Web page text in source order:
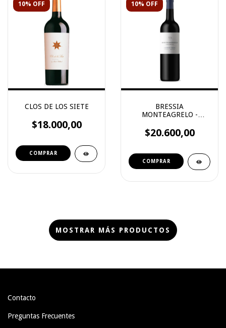
10% OFF
CLOS DE LOS SIETE
$18.000,00
10% OFF
BRESSIA
MONTEAGRELO -
$20.600,00
MOSTRAR MÁS PRODUCTOS
Contacto
Preguntas Frecuentes